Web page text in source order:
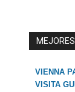
VIENNA
VISITA